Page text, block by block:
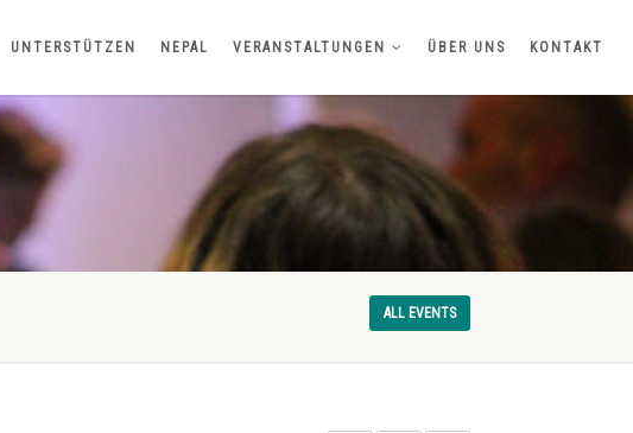
UNTERSTÜTZEN NEPAL VERANSTALTUNGEN ÜBER UNS KONTAKT
ALL EVENTS